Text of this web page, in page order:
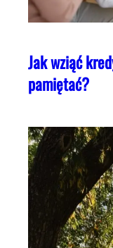
Jak wziąć
pamiętać?